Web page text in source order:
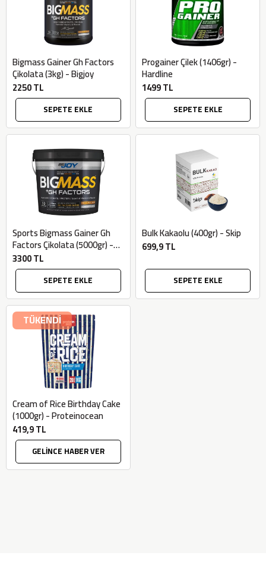
Bigmass Gainer Gh Factors
Çikolata (3kg) - Bigjoy
2250 TL
SEPETE EKLE
Progainer Çilek (1406gr) -
Hardline
1499 TL
SEPETE EKLE
Sports Bigmass Gainer Gh
Factors Çikolata (5000gr) -
Bigjoy
3300 TL
SEPETE EKLE
Bulk Kakaolu (400gr) - Skip
699,9 TL
SEPETE EKLE
TÜKENDİ
Cream of Rice Birthday Cake
(1000gr) - Proteinocean
419,9 TL
GELİNCE HABER VER